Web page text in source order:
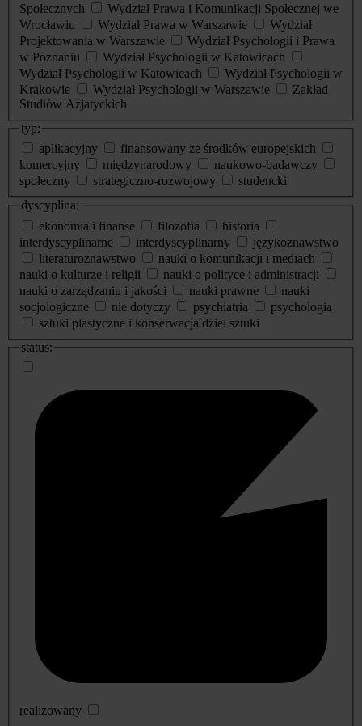
Społecznych
Wydział Prawa i Komunikacji Społecznej we
Wrocławiu
Wydział Prawa w Warszawie
Wydział
Projektowania w Warszawie
Wydział Psychologii i Prawa
w Poznaniu
Wydział Psychologii w Katowicach
Wydział Psychologii w Katowicach
Wydział Psychologii w
Krakowie
Wydział Psychologii w Warszawie
Zakład
Studiów Azjatyckich
typ:
aplikacyjny
finansowany ze środków europejskich
komercyjny
międzynarodowy
naukowo-badawczy
społeczny
strategiczno-rozwojowy
studencki
dyscyplina:
ekonomia i finanse
filozofia
historia
interdyscyplinarne
interdyscyplinarny
językoznawstwo
literaturoznawstwo
nauki o komunikacji i mediach
nauki o kulturze i religii
nauki o polityce i administracji
nauki o zarządzaniu i jakości
nauki prawne
nauki
socjologiczne
nie dotyczy psychiatria
psychologia
sztuki plastyczne i konserwacja dzieł sztuki
status:
realizowany